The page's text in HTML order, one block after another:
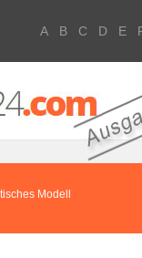
A B C D E
Modell